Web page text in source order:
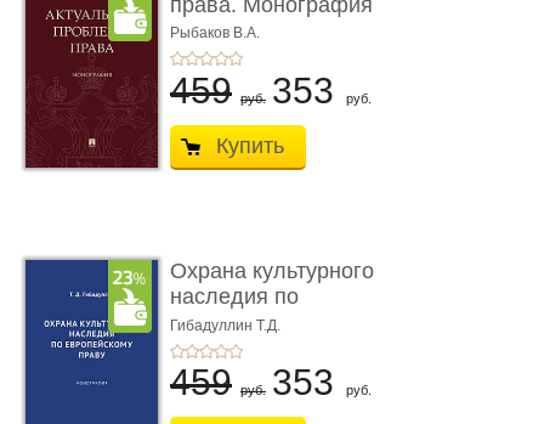
права. Монография
Рыбаков В.А.
459 руб. 353 руб.
Купить
Охрана культурного
наследия по
европейскому п ...
Гибадуллин Т.Д.
459 руб. 353 руб.